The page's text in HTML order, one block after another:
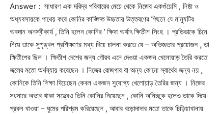
Answer : সাধারণ এক দরিদ্র পরিবারের মেয়ে থেকে নিজের একগুঁয়েমি , নিষ্ঠা ও
অধ্যবসায়কে পাথেয় করে কোনির কাঙ্ক্ষিত উচ্চতায় উত্তরণের পিছনে যে মানুষটির
অবদান অনস্বীকার্য , তিনি হলেন কোনির ‘ ক্ষিদা অর্থাৎ ক্ষিতীশ সিংহ । প্রতিভাকে চিনে
নিয়ে তাকে সুশৃঙ্খল প্রশিক্ষণের মধ্য দিয়ে চালনা করতে যে – অভিজ্ঞতার প্রয়োজন , তা
ক্ষিতীশের ছিল । ক্ষিতীশ দেশের জন্য গৌরব এনে দেওয়া একজন খেলোয়াড় তৈরি করতে
জলের মতো অর্থব্যায় করেছেন । নিজের রোজগার বা অন্য কোনো স্বার্থের জন্য নয় ,
কোনিকে তিনি শিক্ষা দিয়েছেন কেবল একজন সুযোগ্য খেলোয়াড় তৈরির জন্য । নিজের
সংসারে অভাব থাকা সত্ত্বেও তিনি কোনির নিয়েছেন , কোনি অনিচ্ছুক হলেও তাকে দিয়ে
প্রবল খাওয়া – ঘুমের পরিশ্রম করিয়েছেন , আবার বড়োদাদার মতো তাকে চিড়িয়াখানায়